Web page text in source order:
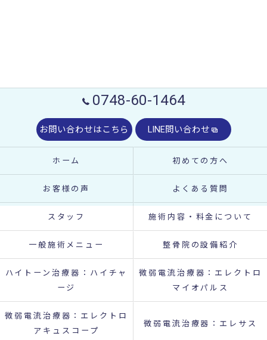
0748-60-1464
お問い合わせはこちら LINE問い合わせ
ホーム 初めての方へ
お客様の声 よくある質問
スタッフ 施術内容・料金について
一般施術メニュー 整骨院の設備紹介
ハイトーン治療器：ハイチャ
ージ
微弱電流治療器：エレクトロ
マイオパルス
微弱電流治療器：エレクトロ
アキュスコープ
微弱電流治療器：エレサス